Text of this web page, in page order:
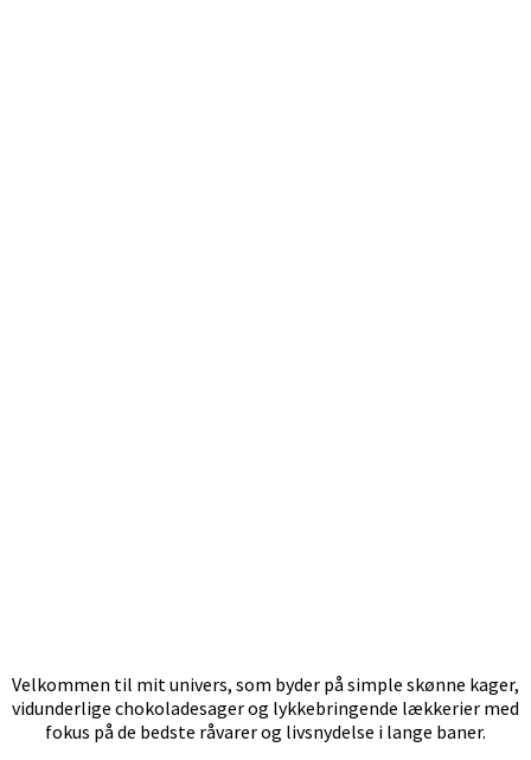
Velkommen til mit univers, som byder på simple skønne kager,
vidunderlige chokoladesager og lykkebringende lækkerier med
fokus på de bedste råvarer og livsnydelse i lange baner.